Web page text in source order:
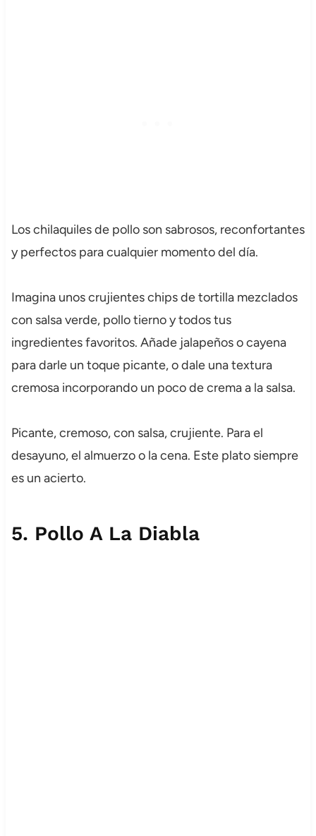
Los chilaquiles de pollo son sabrosos, reconfortantes
y perfectos para cualquier momento del día.
Imagina unos crujientes chips de tortilla mezclados
con salsa verde, pollo tierno y todos tus
ingredientes favoritos. Añade jalapeños o cayena
para darle un toque picante, o dale una textura
cremosa incorporando un poco de crema a la salsa.
Picante, cremoso, con salsa, crujiente. Para el
desayuno, el almuerzo o la cena. Este plato siempre
es un acierto.
5. Pollo A La Diabla